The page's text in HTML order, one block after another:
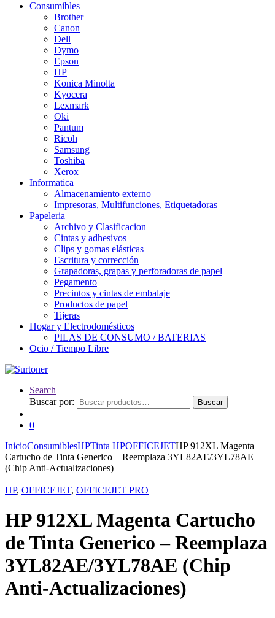
Consumibles
Brother
Canon
Dell
Dymo
Epson
HP
Konica Minolta
Kyocera
Lexmark
Oki
Pantum
Ricoh
Samsung
Toshiba
Xerox
Informatica
Almacenamiento externo
Impresoras, Multifunciones, Etiquetadoras
Papeleria
Archivo y Clasificacion
Cintas y adhesivos
Clips y gomas elásticas
Escritura y corrección
Grapadoras, grapas y perforadoras de papel
Pegamento
Precintos y cintas de embalaje
Productos de papel
Tijeras
Hogar y Electrodomésticos
PILAS DE CONSUMO / BATERIAS
Ocio / Tiempo Libre
Search
Buscar por:
Buscar
0
InicioConsumiblesHPTinta HPOFFICEJETHP 912XL Magenta
Cartucho de Tinta Generico – Reemplaza 3YL82AE/3YL78AE
(Chip Anti-Actualizaciones)
HP, OFFICEJET, OFFICEJET PRO
HP 912XL Magenta Cartucho
de Tinta Generico – Reemplaza
3YL82AE/3YL78AE (Chip
Anti-Actualizaciones)